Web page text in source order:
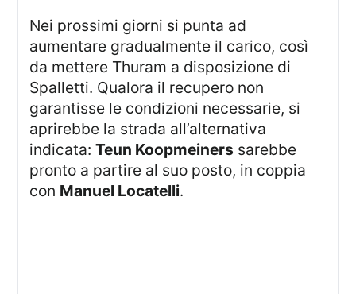
Nei prossimi giorni si punta ad
aumentare gradualmente il carico, così
da mettere Thuram a disposizione di
Spalletti. Qualora il recupero non
garantisse le condizioni necessarie, si
aprirebbe la strada all’alternativa
indicata:Teun Koopmeiners sarebbe
pronto a partire al suo posto, in coppia
con Manuel Locatelli.